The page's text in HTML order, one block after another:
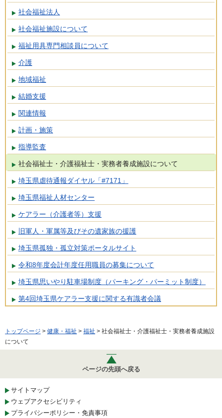
社会福祉法人
社会福祉施設について
福祉用具専門相談員について
介護
地域福祉
結婚支援
関連情報
計画・施策
指導監査
社会福祉士・介護福祉士・実務者養成施設について
埼玉県虐待通報ダイヤル「#7171」
埼玉県福祉人材センター
ケアラー（介護者等）支援
旧軍人・軍属等及びその遺家族の援護
埼玉県孤独・孤立対策ポータルサイト
令和8年度会計年度任用職員の募集について
埼玉県思いやり駐車場制度（パーキング・パーミット制度）
第4回埼玉県ケアラー支援に関する有識者会議
トップページ > 健康・福祉 > 福祉 > 社会福祉士・介護福祉士・実務者養成施設
について
ページの先頭へ戻る
サイトマップ
ウェブアクセシビリティ
プライバシーポリシー・免責事項